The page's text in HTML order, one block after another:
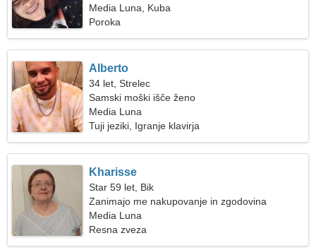
Media Luna, Kuba
Poroka
Alberto
34 let, Strelec
Samski moški išče ženo
Media Luna
Tuji jeziki, Igranje klavirja
Kharisse
Star 59 let, Bik
Zanimajo me nakupovanje in zgodovina
Media Luna
Resna zveza